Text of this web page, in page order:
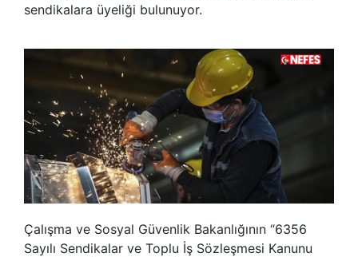
sendikalara üyeliği bulunuyor.
Çalışma ve Sosyal Güvenlik Bakanlığının “6356
Sayılı Sendikalar ve Toplu İş Sözleşmesi Kanunu